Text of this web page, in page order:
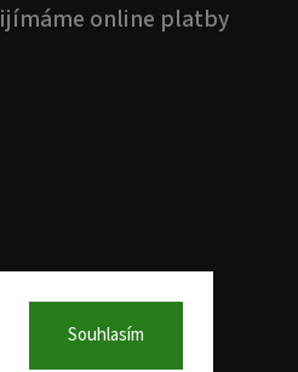
Souhlasím
online platby